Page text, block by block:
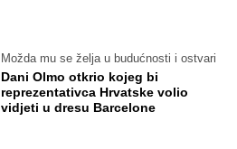
Možda mu se želja u budućnosti i ostvari
Dani Olmo otkrio kojeg bi
reprezentativca Hrvatske volio
vidjeti u dresu Barcelone